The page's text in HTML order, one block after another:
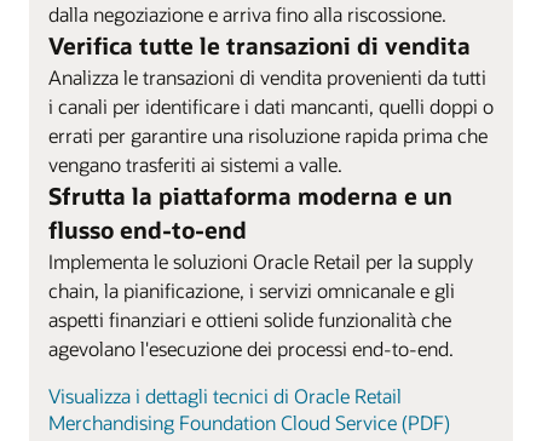
dalla negoziazione e arriva fino alla riscossione.
Verifica tutte le transazioni di vendita
Analizza le transazioni di vendita provenienti da tutti
i canali per identificare i dati mancanti, quelli doppi o
errati per garantire una risoluzione rapida prima che
vengano trasferiti ai sistemi a valle.
Sfrutta la piattaforma moderna e un
flusso end-to-end
Implementa le soluzioni Oracle Retail per la supply
chain, la pianificazione, i servizi omnicanale e gli
aspetti finanziari e ottieni solide funzionalità che
agevolano l'esecuzione dei processi end-to-end.
Visualizza i dettagli tecnici di Oracle Retail
Merchandising Foundation Cloud Service (PDF)